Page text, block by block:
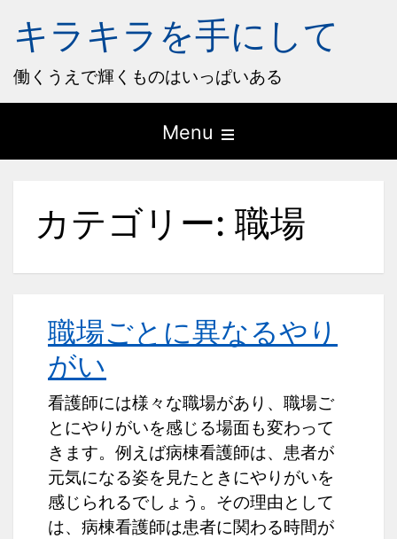
キラキラを手にして
働くうえで輝くものはいっぱいある
Menu
the
menu
カテゴリー: 職場
職場ごとに異なるやり
がい
看護師には様々な職場があり、職場ご
とにやりがいを感じる場面も変わって
きます。例えば病棟看護師は、患者が
元気になる姿を見たときにやりがいを
感じられるでしょう。その理由として
は、病棟看護師は患者に関わる時間が